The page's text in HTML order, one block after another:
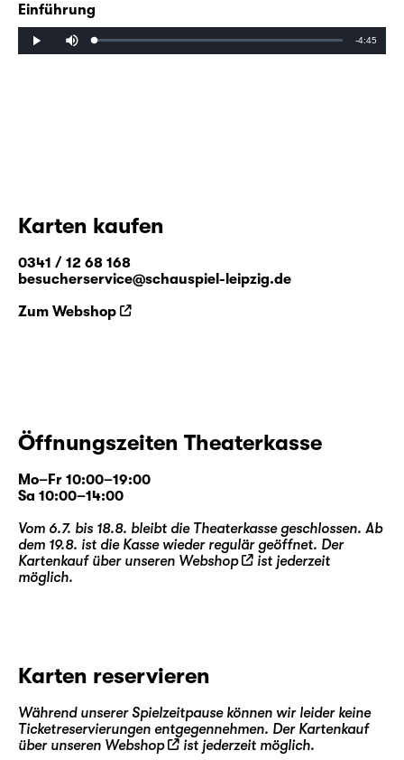
Einführung
Play Loaded:
Progress:
Remaining
-4:45
Karten kaufen
0341 / 12 68 168
besucherservice@schauspiel-leipzig.de
Zum Webshop
Öffnungszeiten Theaterkasse
Mo–Fr 10:00–19:00
Sa 10:00–14:00
Vom 6.7. bis 18.8. bleibt die Theaterkasse geschlossen. Ab
dem 19.8. ist die Kasse wieder regulär geöffnet. Der
Kartenkauf über unseren Webshop
ist jederzeit
möglich.
Karten reservieren
Während unserer Spielzeitpause können wir leider keine
Ticketreservierungen entgegennehmen. Der Kartenkauf
über unseren Webshop ist jederzeit möglich.